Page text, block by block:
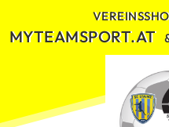
content
MYTEAMSPORT.AT